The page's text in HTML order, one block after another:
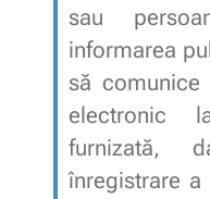
sau
informarea
să
electronic
furnizată,
înregistrare a